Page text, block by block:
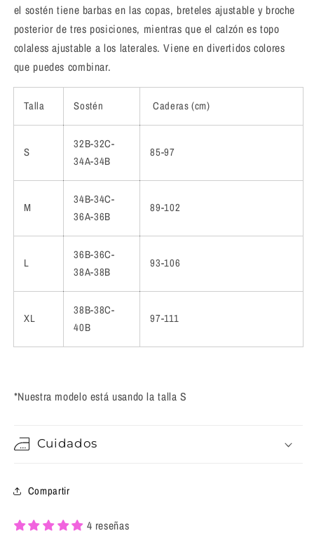
el sostén tiene barbas en las copas, breteles ajustable y broche
posterior de tres posiciones, mientras que el calzón es topo
colaless ajustable a los laterales. Viene en divertidos colores
que puedes combinar.
Talla Sostén Caderas (cm)
S
32B-32C-
34A-34B
85-97
M
34B-34C-
36A-36B
89-102
L
36B-36C-
38A-38B
93-106
XL
38B-38C-
40B
97-111
*Nuestra modelo está usando la talla S
Cuidados
Compartir
4 reseñas